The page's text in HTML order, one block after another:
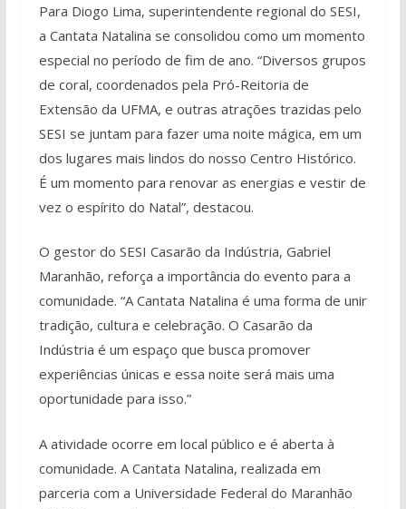
Para Diogo Lima, superintendente regional do SESI,
a Cantata Natalina se consolidou como um momento
especial no período de fim de ano. “Diversos grupos
de coral, coordenados pela Pró-Reitoria de
Extensão da UFMA, e outras atrações trazidas pelo
SESI se juntam para fazer uma noite mágica, em um
dos lugares mais lindos do nosso Centro Histórico.
É um momento para renovar as energias e vestir de
vez o espírito do Natal”, destacou.
O gestor do SESI Casarão da Indústria, Gabriel
Maranhão, reforça a importância do evento para a
comunidade. “A Cantata Natalina é uma forma de unir
tradição, cultura e celebração. O Casarão da
Indústria é um espaço que busca promover
experiências únicas e essa noite será mais uma
oportunidade para isso.”
A atividade ocorre em local público e é aberta à
comunidade. A Cantata Natalina, realizada em
parceria com a Universidade Federal do Maranhão